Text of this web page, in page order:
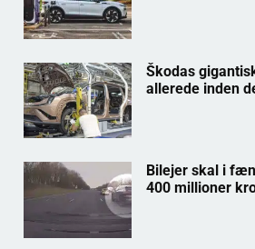
Škodas
allerede inden
Bilejer skal i
400 millioner